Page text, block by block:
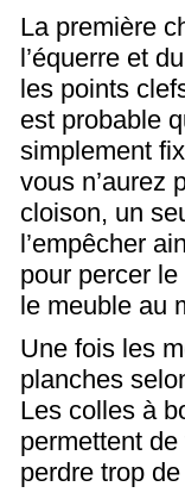
La première
l’équerre et
les points
est probable
simplement
vous n’aurez
cloison, un
l’empêcher
pour percer
le meuble au
Une fois les
planches
Les colles à
permettent
perdre trop